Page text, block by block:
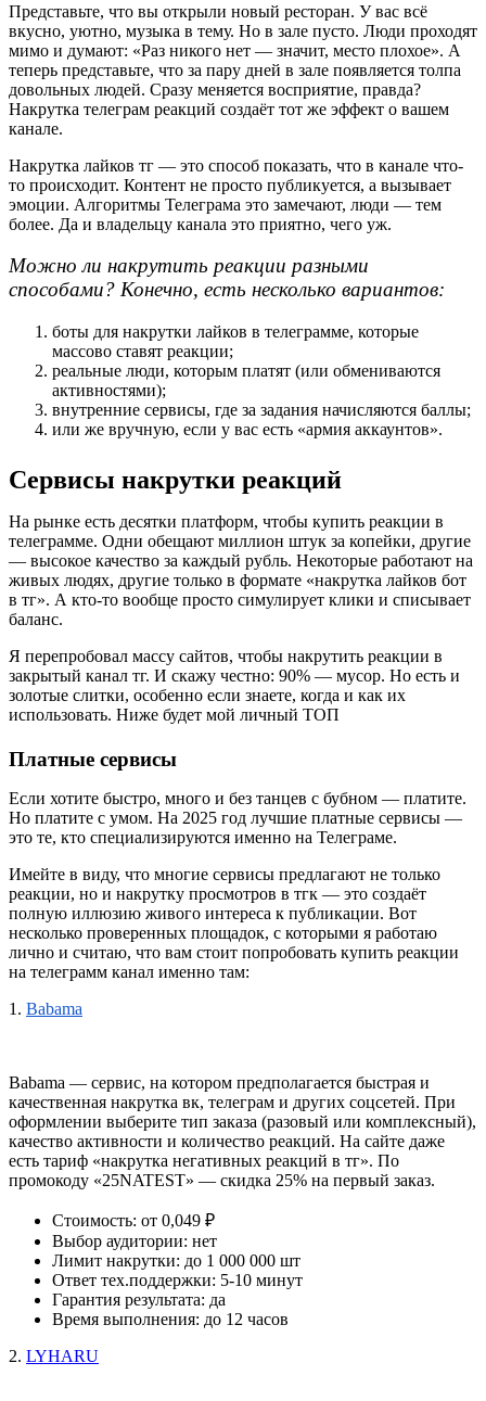
Представьте, что вы открыли новый ресторан. У вас всё
вкусно, уютно, музыка в тему. Но в зале пусто. Люди проходят
мимо и думают: «Раз никого нет — значит, место плохое». А
теперь представьте, что за пару дней в зале появляется толпа
довольных людей. Сразу меняется восприятие, правда?
Накрутка телеграм реакций создаёт тот же эффект о вашем
канале.
Накрутка лайков тг — это способ показать, что в канале что-
то происходит. Контент не просто публикуется, а вызывает
эмоции. Алгоритмы Телеграма это замечают, люди — тем
более. Да и владельцу канала это приятно, чего уж.
Можно ли накрутить реакции разными
способами? Конечно, есть несколько вариантов:
боты для накрутки лайков в телеграмме, которые
массово ставят реакции;
реальные люди, которым платят (или обмениваются
активностями);
внутренние сервисы, где за задания начисляются баллы;
или же вручную, если у вас есть «армия аккаунтов».
Сервисы накрутки реакций
На рынке есть десятки платформ, чтобы купить реакции в
телеграмме. Одни обещают миллион штук за копейки, другие
— высокое качество за каждый рубль. Некоторые работают на
живых людях, другие только в формате «накрутка лайков бот
в тг». А кто-то вообще просто симулирует клики и списывает
баланс.
Я перепробовал массу сайтов, чтобы накрутить реакции в
закрытый канал тг. И скажу честно: 90% — мусор. Но есть и
золотые слитки, особенно если знаете, когда и как их
использовать. Ниже будет мой личный ТОП
Платные сервисы
Если хотите быстро, много и без танцев с бубном — платите.
Но платите с умом. На 2025 год лучшие платные сервисы —
это те, кто специализируются именно на Телеграме.
Имейте в виду, что многие сервисы предлагают не только
реакции, но и накрутку просмотров в тгк — это создаёт
полную иллюзию живого интереса к публикации. Вот
несколько проверенных площадок, с которыми я работаю
лично и считаю, что вам стоит попробовать купить реакции
на телеграмм канал именно там:
1. Babama
Babama — сервис, на котором предполагается быстрая и
качественная накрутка вк, телеграм и других соцсетей. При
оформлении выберите тип заказа (разовый или комплексный),
качество активности и количество реакций. На сайте даже
есть тариф «накрутка негативных реакций в тг». По
промокоду «25NATEST» — скидка 25% на первый заказ.
Стоимость: от 0,049 ₽
Выбор аудитории: нет
Лимит накрутки: до 1 000 000 шт
Ответ тех.поддержки: 5-10 минут
Гарантия результата: да
Время выполнения: до 12 часов
2. LYHARU